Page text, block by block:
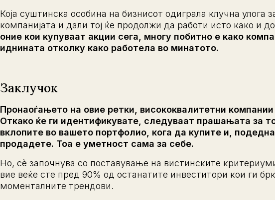
Која суштинска особина на бизнисот одиграла клучна улога
компанијата и дали тој ќе продолжи да работи исто како и
оние кои купуваат акции сега, многу побитно е како
иднината отколку како работела во минатото.
Заклучок
Пронаоѓањето на овие ретки, висококвалитетни
Откако ќе ги идентификувате, следуваат прашањата за
вклопите во вашето портфолио, кога да купите и,
продадете. Тоа е уметност сама за себе.
Но, сè започнува со поставување на вистинските
вие веќе сте пред 90% од останатите инвеститори кои ги
моменталните трендови.